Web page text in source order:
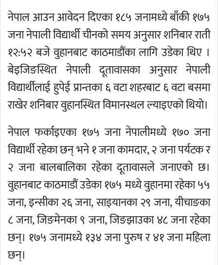
नेपाल आउन आवेदन दिएका १८५ जनामध्ये बाँकी १७५
जना नेपाली विद्यार्थी चीनको समय अनुसार शनिबार राती
१२:५२ बजे वुहानबाट काठमाडौंका लागि उडेका थिए ।
बेइजिङस्थित नेपाली दूतावासका अनुसार नेपाली
विद्यार्थीलाई हुपेई प्रान्तका ६ वटा शहरबाट ६ वटा बसमा
राखेर शनिबार वुहानस्थित विमानस्थल ल्याइएको थियो।
नेपाल फर्काइएका १७५ जना नेपालीमध्ये १७० जना
विद्यार्थी रहेका छन् भने १ जना कामदार, २ जना पर्यटक र
२ जना बालबालिका रहेका दूतावासले जनाएको छ।
वुहानबाट काठमाडौं उडेका १७५ मध्ये वुहानमा रहेका ५५
जना, इन्सीका २६ जना, साइयानका २९ जना, यीचाङका
८ जना, जिङमेनका ९ जना, जिङझाउका ४८ जना रहेका
छन्। १७५ जनामध्ये १३४ जना पुरुष र ४१ जना महिला
छन्।